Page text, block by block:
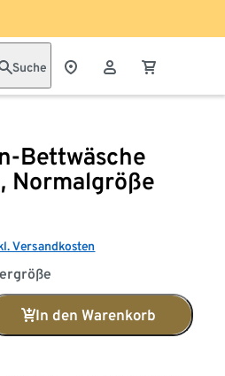
Suche
Bettwäsche
Normalgröße
Versandkosten
In den Warenkorb